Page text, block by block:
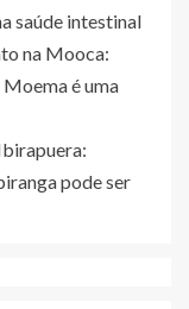
saúde intestinal
na Mooca:
é uma
pode ser